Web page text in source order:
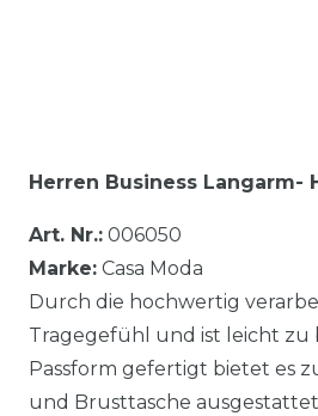
Herren Business Langarm-
Art. Nr.: 006050
Marke: Casa Moda
Durch die hochwertig
Tragegefühl und ist leicht zu
Passform gefertigt bietet es
und Brusttasche ausgestattet